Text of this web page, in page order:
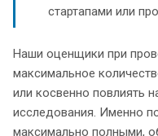
стартапами или
Наши оценщики при
максимальное
или косвенно повлиять
исследования. Именно
максимально полными,